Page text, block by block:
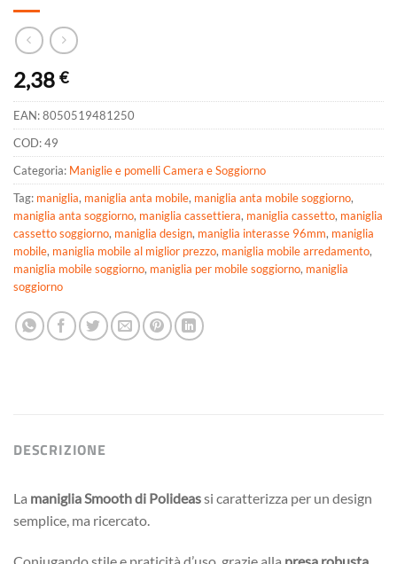
2,38 €
EAN:8050519481250
COD:49
Categoria: Maniglie e pomelli Camera e Soggiorno
Tag: maniglia, maniglia anta mobile, maniglia anta mobile soggiorno,
maniglia anta soggiorno, maniglia cassettiera, maniglia cassetto, maniglia
cassetto soggiorno, maniglia design, maniglia interasse 96mm, maniglia
mobile, maniglia mobile al miglior prezzo, maniglia mobile arredamento,
maniglia mobile soggiorno, maniglia per mobile soggiorno, maniglia
soggiorno
DESCRIZIONE
La manigliaSmoothdi Polideassi caratterizza per un design
semplice, ma ricercato.